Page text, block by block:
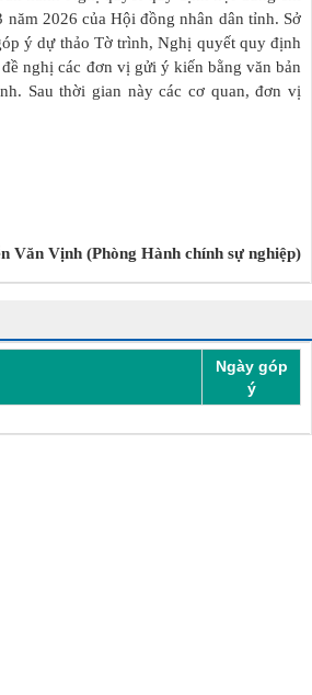
2026 của Hội đồng nhân dân tỉnh. Sở
ý dự thảo Tờ trình, Nghị quyết quy định
nghị các đơn vị gửi ý kiến bằng văn bản
Sau thời gian này các cơ quan, đơn vị
Văn Vịnh (Phòng Hành chính sự nghiệp)​
Ngày góp
ý